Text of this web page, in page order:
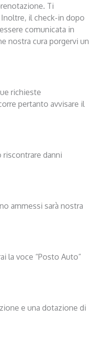
Ti
il check-in dopo
comunicata in
nostra cura porgervi un
richieste
pertanto avvisare il
riscontrare danni
ammessi sarà nostra
la voce “Posto Auto”
e una dotazione di